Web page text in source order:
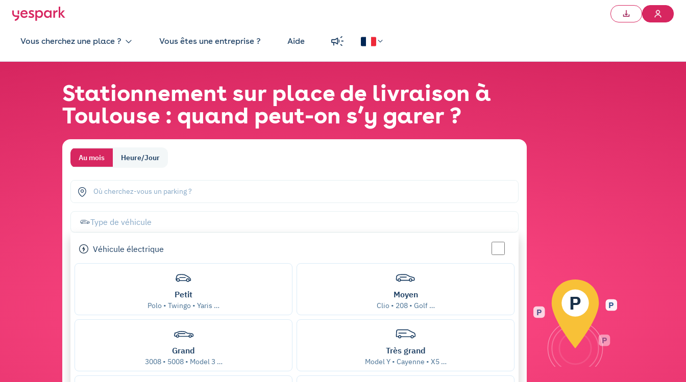
Vous cherchez une place ? Vous êtes une entreprise ? Aide
Stationnement sur place de livraison à
Toulouse : quand peut-on s’y garer ?
Heure/Jour
Au mois
Où cherchez-vous un parking ?
Type de véhicule
Véhicule électrique
Petit
Polo • Twingo • Yaris …
Moyen
Clio • 208 • Golf …
Grand
3008 • 5008 • Model 3 …
Très grand
Model Y • Cayenne • X5 …
P
P
P
P